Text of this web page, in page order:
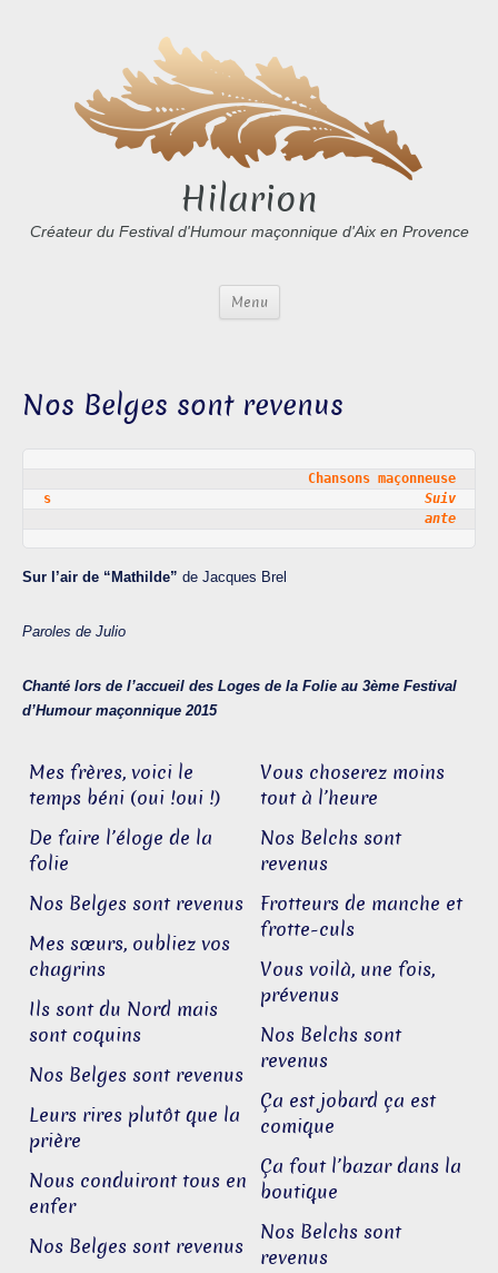
Hilarion
Créateur du Festival d'Humour maçonnique d'Aix en Provence
Menu
Nos Belges sont revenus
Chansons maçonneuse
s Suiv
ante
Sur l’air de “Mathilde” de Jacques Brel
Paroles de Julio
Chanté lors de l’accueil des Loges de la Folie au 3ème Festival
d’Humour maçonnique 2015
Mes frères, voici le
temps béni (oui !oui !)
De faire l’éloge de la
folie
Nos Belges sont revenus
Mes sœurs, oubliez vos
chagrins
Ils sont du Nord mais
sont coquins
Nos Belges sont revenus
Leurs rires plutôt que la
prière
Nous conduiront tous en
enfer
Nos Belges sont revenus
Vous choserez moins
tout à l’heure
Nos Belchs sont
revenus
Frotteurs de manche et
frotte-culs
Vous voilà, une fois,
prévenus
Nos Belchs sont
revenus
Ça est jobard ça est
comique
Ça fout l’bazar dans la
boutique
Nos Belchs sont
revenus